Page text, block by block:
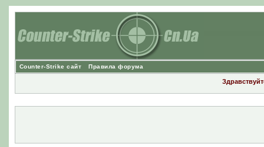
Counter-Strike сайт Правила форума